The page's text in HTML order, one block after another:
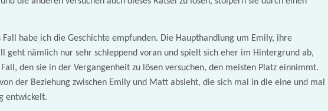
Fall habe ich die Geschichte empfunden. Die Haupthandlung um Emily, ihre
geht nämlich nur sehr schleppend voran und spielt sich eher im Hintergrund ab,
den sie in der Vergangenheit zu lösen versuchen, den meisten Platz einnimmt.
der Beziehung zwischen Emily und Matt absieht, die sich mal in die eine und mal
entwickelt.